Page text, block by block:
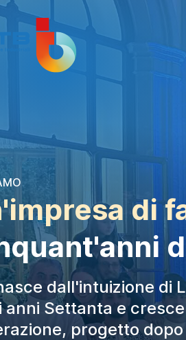
di
dall'intuizione di
anni Settanta e
progetto